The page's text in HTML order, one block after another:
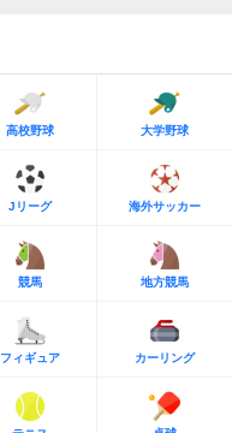
高校野球 大学野球
Jリーグ 海外サッカー
競馬 地方競馬
フィギュア カーリング